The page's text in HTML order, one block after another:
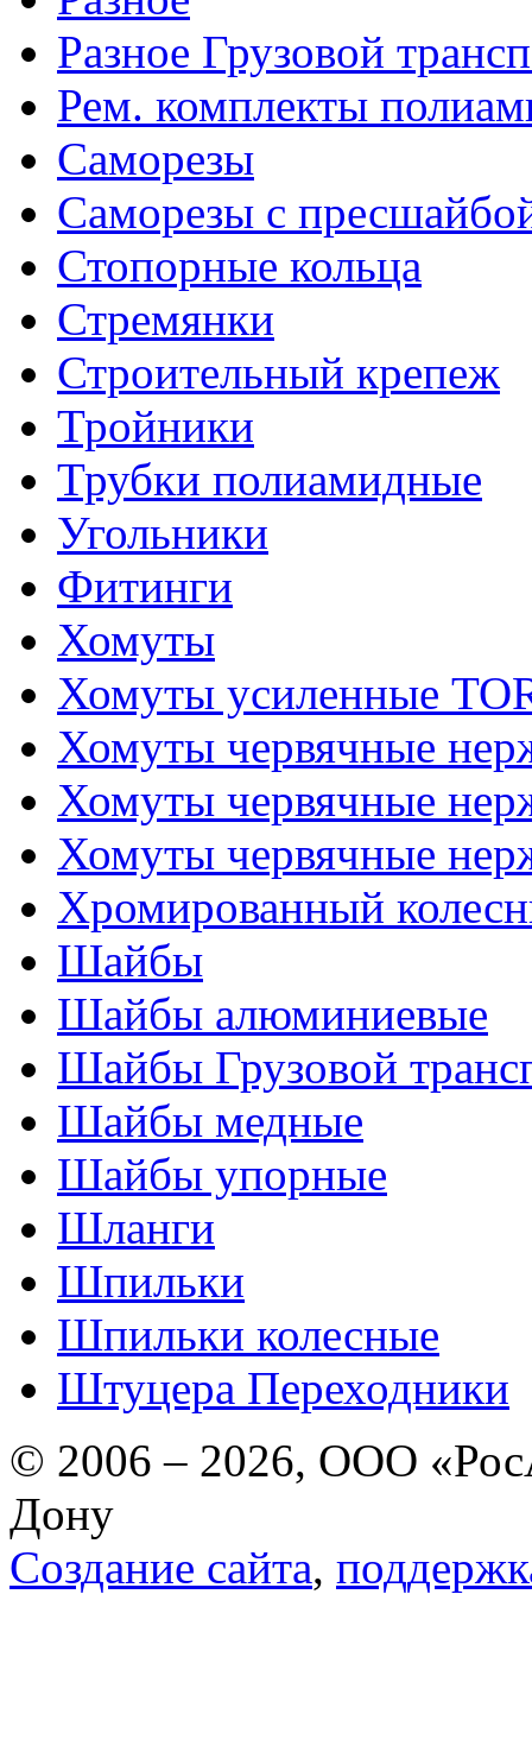
Разное Грузовой
Рем. комплекты
Саморезы
Саморезы с
Стопорные кольца
Стремянки
Строительный крепеж
Тройники
Трубки полиамидные
Угольники
Фитинги
Хомуты
Хомуты усиленные
Хомуты червячные
Хомуты червячные
Хомуты червячные
Хромированный
Шайбы
Шайбы алюминиевые
Шайбы Грузовой
Шайбы медные
Шайбы упорные
Шланги
Шпильки
Шпильки колесные
Штуцера Переходники
© 2006 – 2026, ООО
Дону
Создание сайта,